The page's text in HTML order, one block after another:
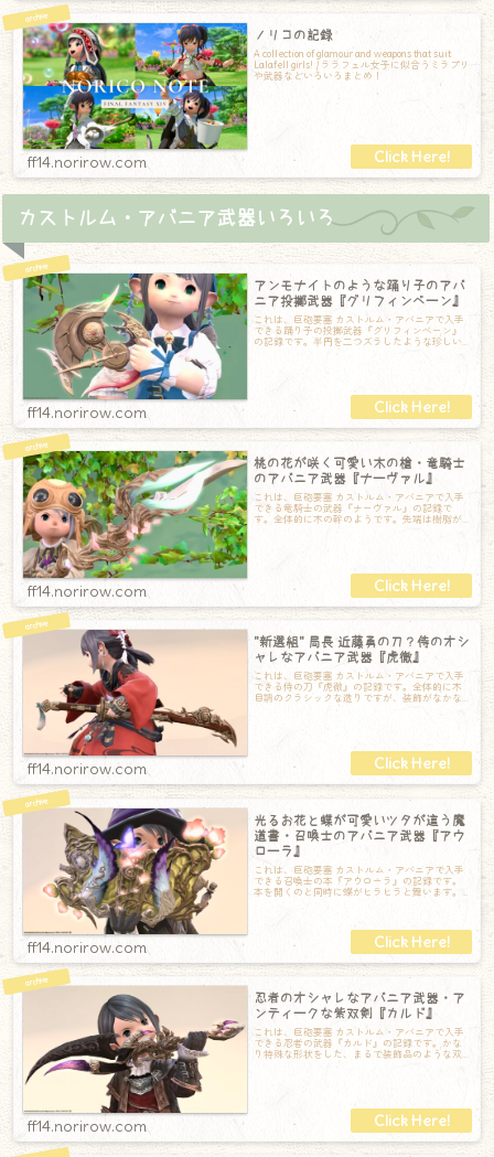
ノリコの記録
A collection of glamour and weapons that suit
Lalafell girls! / ララフェル女子に似合うミラプリ
や武器などいろいろまとめ！
ff14.norirow.com
カストルム・アバニア武器いろいろ
アンモナイトのような踊り子のアバ
ニア投擲武器『グリフィンベーン』
これは、巨砲要塞 カストルム・アバニアで入手
できる踊り子の投擲武器『グリフィンベーン』
の記録です。半円を二つズラしたような珍しい
デザインです。表には針のような装飾があり
ff14.norirow.com
桃の花が咲く可愛い木の槍・竜騎士
のアバニア武器『ナーヴァル』
これは、巨砲要塞 カストルム・アバニアで入手
できる竜騎士の武器『ナーヴァル』の記録で
す。全体的に木の幹のようです。先端は樹脂が
ff14.norirow.com
"新選組" 局長 近藤勇の刀？侍のオシ
ャレなアバニア武器『虎徹』
これは、巨砲要塞 カストルム・アバニアで入手
できる侍の刀『虎徹』の記録です。全体的に木
目調のクラシックな造りですが、装飾がなかな
か豪華でオシャレ！鞘は特に精巧なデザイン
ff14.norirow.com
光るお花と蝶が可愛いツタが這う魔
道書・召喚士のアバニア武器『アウ
ローラ』
これは、巨砲要塞 カストルム・アバニアで入手
できる召喚士の本『アウローラ』の記録です。
本を開くのと同時に蝶がヒラヒラと舞います。
ff14.norirow.com
忍者のオシャレなアバニア武器・ア
ンティークな紫双剣『カルド』
これは、巨砲要塞 カストルム・アバニアで入手
できる忍者の武器『カルド』の記録です。かな
り特殊な形状をした、まるで装飾品のような双
ff14.norirow.com